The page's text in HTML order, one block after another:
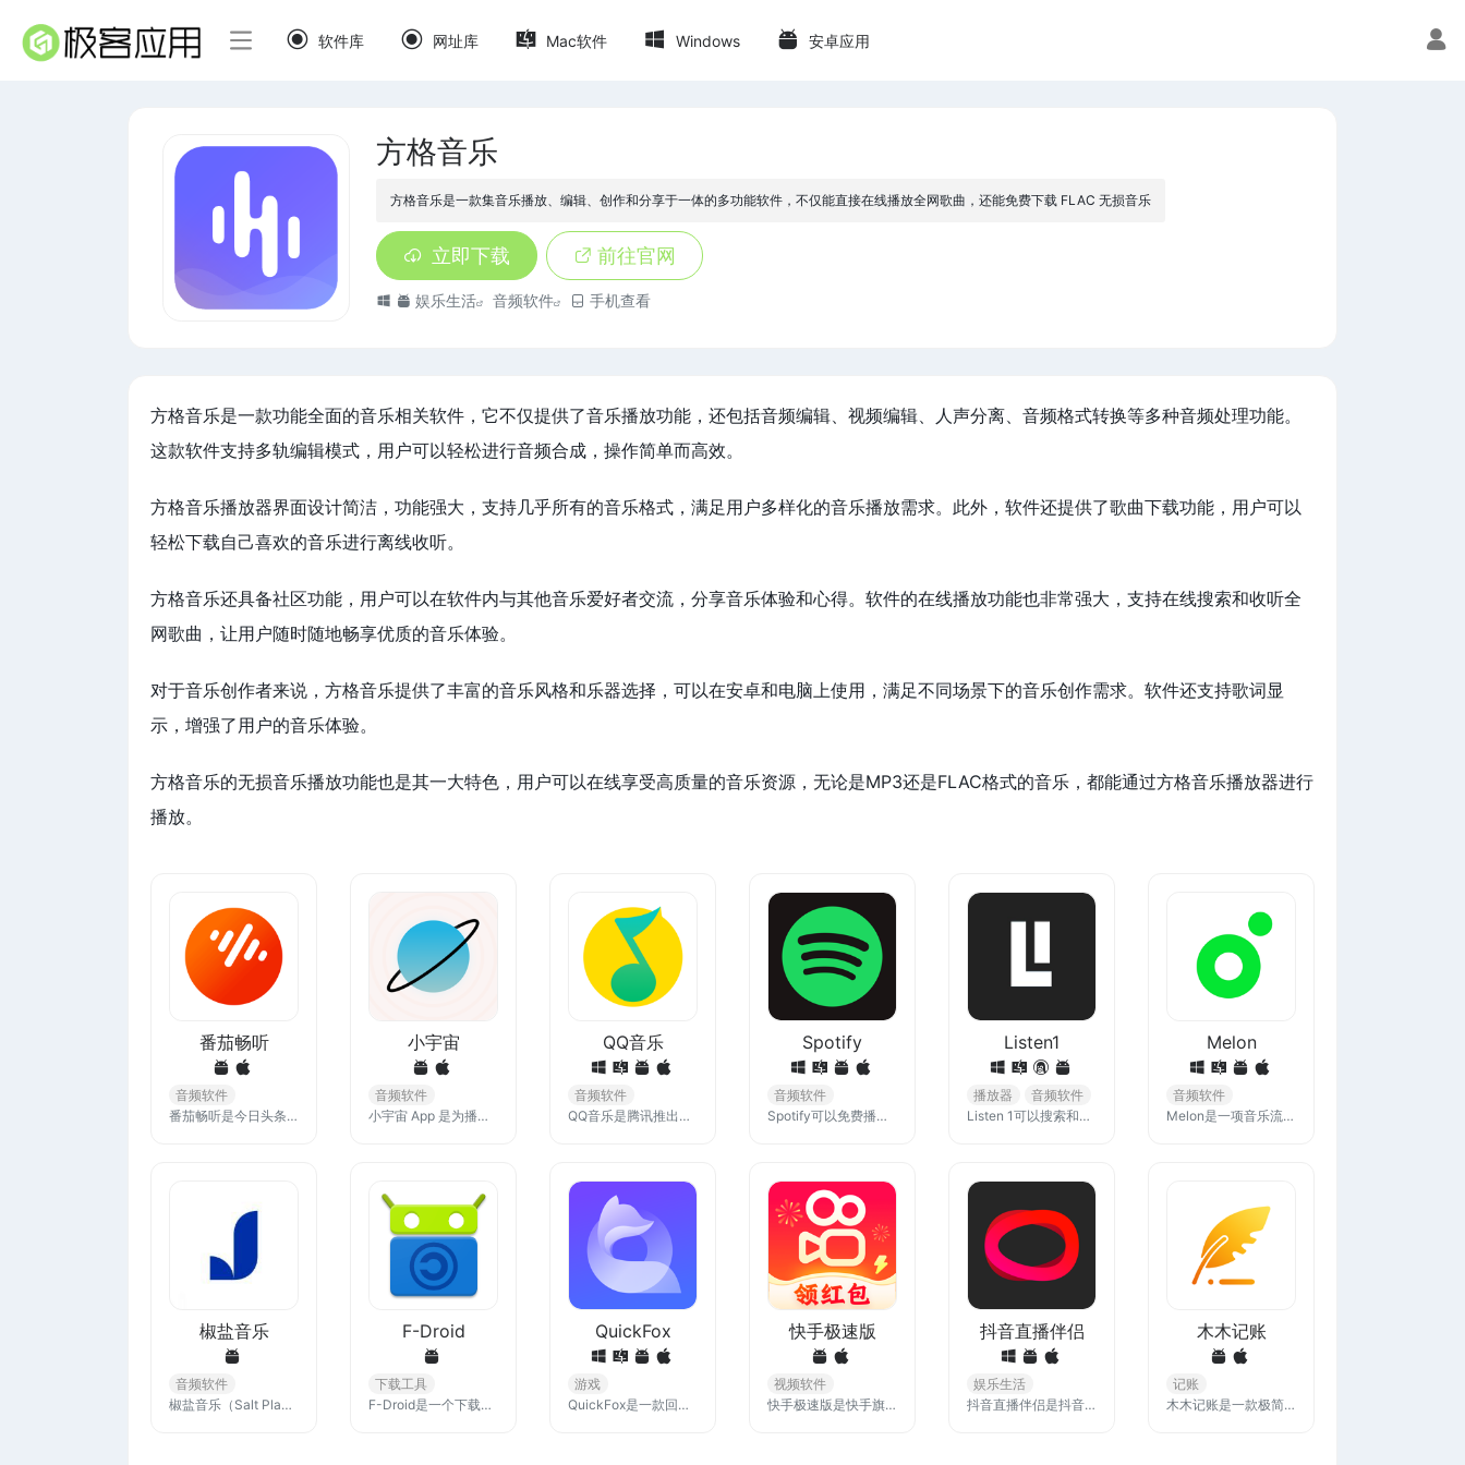
软件库 网址库 Mac软件 Windows 安卓应用
方格音乐
方格音乐是一款集音乐播放、编辑、创作和分享于一体的多功能软件，不仅能直接在线播放全网歌曲，还能免费下载 FLAC 无损音乐
立即下载 前往官网
娱乐生活 音频软件 手机查看
方格音乐是一款功能全面的音乐相关软件，它不仅提供了音乐播放功能，还包括音频编辑、视频编辑、人声分离、音频格式转换等多种音频处理功能。
这款软件支持多轨编辑模式，用户可以轻松进行音频合成，操作简单而高效。
方格音乐播放器界面设计简洁，功能强大，支持几乎所有的音乐格式，满足用户多样化的音乐播放需求。此外，软件还提供了歌曲下载功能，用户可以
轻松下载自己喜欢的音乐进行离线收听。
方格音乐还具备社区功能，用户可以在软件内与其他音乐爱好者交流，分享音乐体验和心得。软件的在线播放功能也非常强大，支持在线搜索和收听全
网歌曲，让用户随时随地畅享优质的音乐体验。
对于音乐创作者来说，方格音乐提供了丰富的音乐风格和乐器选择，可以在安卓和电脑上使用，满足不同场景下的音乐创作需求。软件还支持歌词显
示，增强了用户的音乐体验。
方格音乐的无损音乐播放功能也是其一大特色，用户可以在线享受高质量的音乐资源，无论是MP3还是FLAC格式的音乐，都能通过方格音乐播放器进行
播放。
番茄畅听
音频软件
番茄畅听是今日头条推出的、面向网文爱好者的免费产品，拥有海量正版小说，支持用户听书看书，致力于为读者提供畅听不花钱的极致体验。
小宇宙
音频软件
小宇宙 App 是为播客而生的产品，高质量播客内容讨论，和懂播客的人谈天说地，精确记录收听播客的每一分钟，全网搜索想听的播客，让你发现好播客
QQ音乐
音频软件
QQ音乐是腾讯推出的一款音乐软件，海量音乐在线试听、新歌热歌在线首发、歌词翻译、手机铃声下载、高品质无损音乐试听、海量无损曲库、正版音乐下载、空间背景音乐设置、MV观看等，是互联网音乐播放和下载的优选。
Spotify
音频软件
Spotify可以免费播放数百万首歌曲、专辑和原创播客，随时随地流式传输音乐和播客。立即从Uptodown或Google Play Store下载。 您还可以在App Store中找到iOS版本。访问广泛的音频内容库（包括有声读物），发现新专辑并享受所有最喜爱的内容，无论是在家里还是出门旅行!
Listen1
播放器
音频软件
Listen 1可以搜索和播放来自网易云音乐，QQ音乐，酷狗音乐，酷我音乐，Bilibili，咪咕音乐网站的歌曲，让你的曲库更全面。
Melon
音频软件
Melon是一项音乐流媒体服务，提供最新音乐、Melon Chart、MV、Music Wave等多种内容。
椒盐音乐
音频软件
椒盐音乐（Salt Player）是一款安卓平台本地音乐播放软件，数十万用户选择的本地音乐播放器，提供专业的媒体库和数据分析、个性化的主题和设置、强大的歌词和投送功能
F-Droid
下载工具
F-Droid是一个下载安卓应用程序的应用商店；其功能类似于Google Play商店，但只包含自由及开放源代码软件。应用可从F-Droid网站或直接从F-Droid客户端应用浏览及安装。
QuickFox
游戏
QuickFox是一款回国加速器，能让你在海外秒开4K高清视频，同步弹幕追剧，还能降低国服游戏延迟，适合追剧、听歌、打游戏的海外党们！论是手机、电脑还是平板都可以用，简直太给力了！
快手极速版
视频软件
快手极速版是快手旗下的轻量级版本应用，占用内存少，运行更流畅，不仅继承了快手的核心功能，满足了用户快速浏览视频的需求，还在用户体验和性能优化上做出了诸多改进。
抖音直播伴侣
娱乐生活
抖音直播伴侣是抖音官方直播工具，已覆盖泛娱乐直播、游戏直播、电商直播、虚拟直播、PICO直播等类型，后续将开放更多直播类型，为你提供高性能、高画质的专业开播能力，拿起手机随时随地直播身边事～
木木记账
记账
木木记账是一款极简的记账APP，可以记录日常收支，交通开支，购物开支，装修开支等多种账目，分类清晰，也可自定义分类，记账流程简单流畅，还可以添加备注、图片，帮您养成记账习惯。